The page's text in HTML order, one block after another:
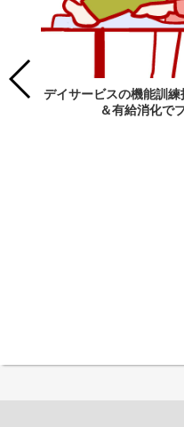
デイサービスの機能訓
＆有給消化で